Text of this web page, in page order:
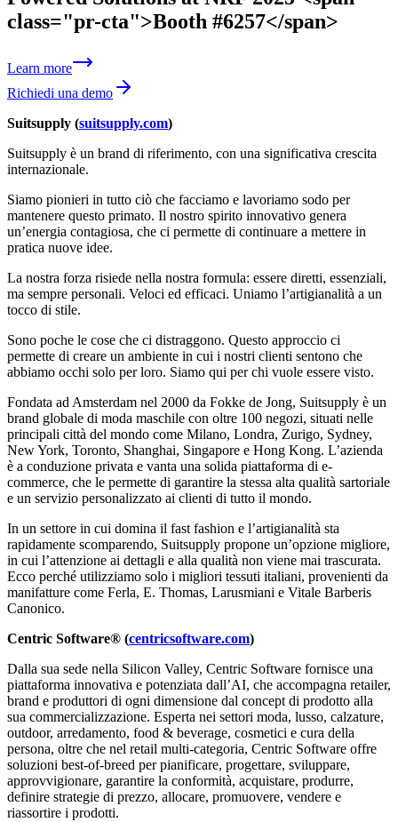
class="pr-cta">Booth #6257</span>
Learn more
Richiedi una demo
Suitsupply (suitsupply.com)
Suitsupply è un brand di riferimento, con una significativa crescita
internazionale.
Siamo pionieri in tutto ciò che facciamo e lavoriamo sodo per
mantenere questo primato. Il nostro spirito innovativo genera
un’energia contagiosa, che ci permette di continuare a mettere in
pratica nuove idee.
La nostra forza risiede nella nostra formula: essere diretti, essenziali,
ma sempre personali. Veloci ed efficaci. Uniamo l’artigianalità a un
tocco di stile.
Sono poche le cose che ci distraggono. Questo approccio ci
permette di creare un ambiente in cui i nostri clienti sentono che
abbiamo occhi solo per loro. Siamo qui per chi vuole essere visto.
Fondata ad Amsterdam nel 2000 da Fokke de Jong, Suitsupply è un
brand globale di moda maschile con oltre 100 negozi, situati nelle
principali città del mondo come Milano, Londra, Zurigo, Sydney,
New York, Toronto, Shanghai, Singapore e Hong Kong. L’azienda
è a conduzione privata e vanta una solida piattaforma di e-
commerce, che le permette di garantire la stessa alta qualità sartoriale
e un servizio personalizzato ai clienti di tutto il mondo.
In un settore in cui domina il fast fashion e l’artigianalità sta
rapidamente scomparendo, Suitsupply propone un’opzione migliore,
in cui l’attenzione ai dettagli e alla qualità non viene mai trascurata.
Ecco perché utilizziamo solo i migliori tessuti italiani, provenienti da
manifatture come Ferla, E. Thomas, Larusmiani e Vitale Barberis
Canonico.
Centric Software® (centricsoftware.com)
Dalla sua sede nella Silicon Valley, Centric Software fornisce una
piattaforma innovativa e potenziata dall’AI, che accompagna retailer,
brand e produttori di ogni dimensione dal concept di prodotto alla
sua commercializzazione. Esperta nei settori moda, lusso, calzature,
outdoor, arredamento, food & beverage, cosmetici e cura della
persona, oltre che nel retail multi-categoria, Centric Software offre
soluzioni best-of-breed per pianificare, progettare, sviluppare,
approvvigionare, garantire la conformità, acquistare, produrre,
definire strategie di prezzo, allocare, promuovere, vendere e
riassortire i prodotti.